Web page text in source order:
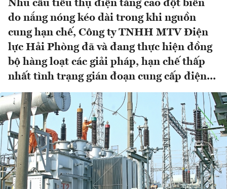
Nhu cầu tiêu thụ điện tăng cao đột biến
do nắng nóng kéo dài trong khi nguồn
cung hạn chế, Công ty TNHH MTV Điện
lực Hải Phòng đã và đang thực hiện đồng
bộ hàng loạt các giải pháp, hạn chế thấp
nhất tình trạng gián đoạn cung cấp điện...